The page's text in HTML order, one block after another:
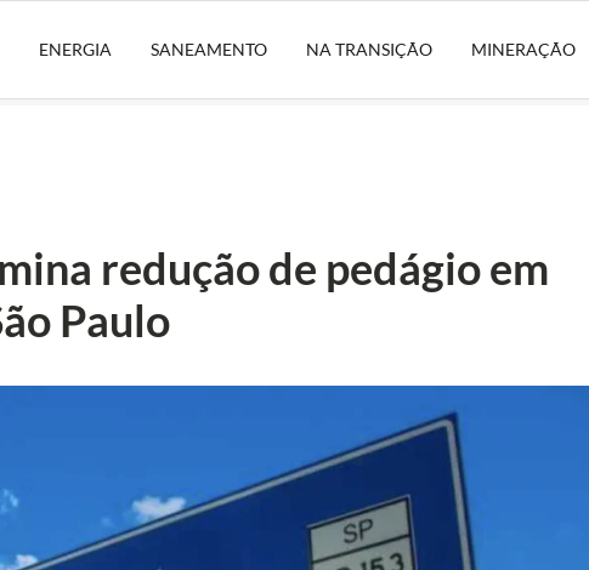
ENERGIA SANEAMENTO NA TRANSIÇÃO MINERAÇÃO
redução de pedágio em
Paulo